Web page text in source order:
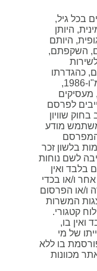
בכל גיל,
היותן
היותם
השקפתם,
כהגדרתו
בחוק שירות ביטחון [נוסח משולב], התשמ"ו-1986,
לפרסם
שוויון
בעבודה, התשמ"ח-1988. המשתמש מודע
בלשון זכר
לשם נוחות
בלבד ואין
ו/או בכדי
ו/או הפרסום
המשרות
קטגורי.
ואין בו,
של מי
בו ללא
מכוונות